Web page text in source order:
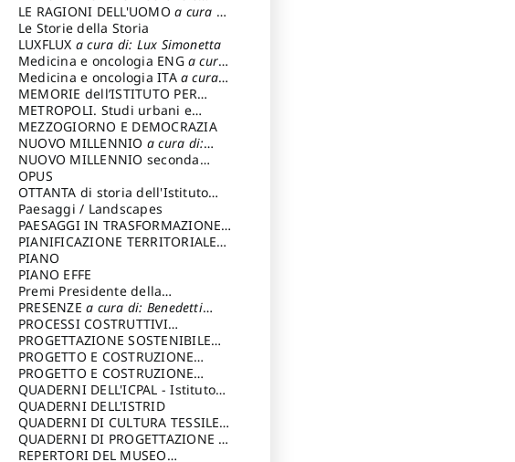
restauri
LE RAGIONI DELL'UOMOa cura di:
Lombardi Satriani Luigi
Le Storie della Storia
LUXFLUX a cura di: Lux Simonetta
Medicina e oncologia ENG a cura
di: Lopez Massimo
Medicina e oncologia ITA a cura
di: Lopez Massimo
MEMORIE dell’ISTITUTO PER
STORIA DEL RISORGIMENTO
METROPOLI. Studi urbani e
regionali
MEZZOGIORNO E DEMOCRAZIA
NUOVO MILLENNIO a cura di:
Capaldo Pellegrino
NUOVO MILLENNIO seconda
serie
Francesco
OPUS
OTTANTA di storia dell'Istituto
storia dell’Istitutoa cura di:
Cavalieri Patrizia
Paesaggi / Landscapes
PAESAGGI IN TRASFORMAZIONEa
cura di: Corti Enrico A.
PIANIFICAZIONE TERRITORIALE
URBANISTICA ED AMBIENTALE
cura di: Costa Enrico
PIANO
PIANO EFFE
Premi Presidente della
Repubblica
PRESENZEa cura di: Benedetti
Sandro
PROCESSI COSTRUTTIVI
DELL'ARCHITETTURAa cura di:
Ippoliti Alessandro
PROGETTAZIONE SOSTENIBILE
PARTECIPATA
PROGETTO E COSTRUZIONE
DELL’ARCHITETTURA
PROGETTO E COSTRUZIONE
SOSTENIBILE
QUADERNI DELL'ICPAL - Istituto
centrale per il restauro e la
conservazione del patrimonio
archivistico e librario
QUADERNI DELL'ISTRID
QUADERNI DI CULTURA TESSILEa
cura di: Crispolti Livia
QUADERNI DI PROGETTAZIONE a
cura di: Giura Longo Tommaso
REPERTORI DEL MUSEO